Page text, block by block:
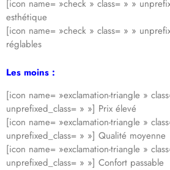
[icon name= »check » class= » »
esthétique
[icon name= »check » class= » »
réglables
Les moins :
[icon name= »exclamation-triangle »
unprefixed_class= » »] Prix élevé
[icon name= »exclamation-triangle »
unprefixed_class= » »] Qualité moyenne
[icon name= »exclamation-triangle »
unprefixed_class= » »] Confort passable